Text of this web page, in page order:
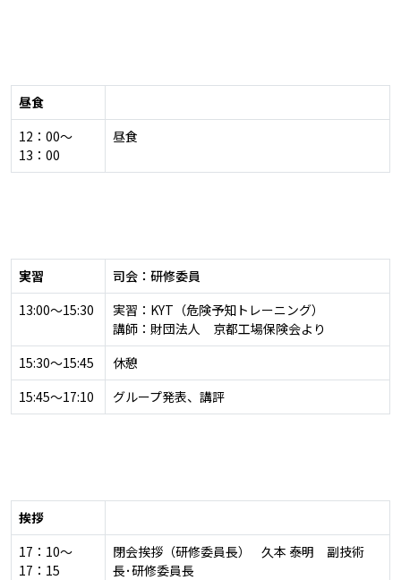
昼食
12：00～
13：00
昼食
実習
司会：研修委員
13:00～15:30
実習：KYT（危険予知トレーニング）
講師：財団法人 京都工場保険会より
15:30～15:45
休憩
15:45～17:10
グループ発表、講評
挨拶
17：10～
17：15
閉会挨拶（研修委員長） 久本 泰明 副技術
長･研修委員長